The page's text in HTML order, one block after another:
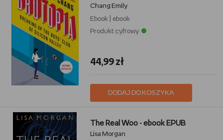
Chang Emily
Ebook
ebook
Produkt cyfrowy
44,99 zł
DODAJ DO KOSZYKA
The Real Woo - ebook EPUB
Lisa Morgan